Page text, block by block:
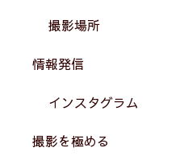
撮影場所
情報発信
インスタグラム
撮影を極める